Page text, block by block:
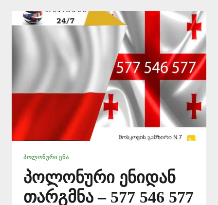
–
577
546
ᲞᲝᲚᲝᲜᲣᲠᲘ ᲔᲜᲐ
პოლონური ენიდან
თარგმნა – 577 546 577